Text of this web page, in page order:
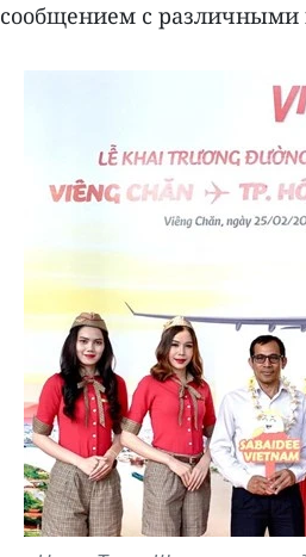
сообщением с различными